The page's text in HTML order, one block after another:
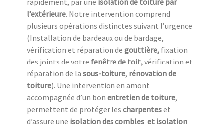
rapidement, par une isolation de toiture par
l’extérieure. Notre intervention comprend
plusieurs opérations distinctes suivant l’urgence
(Installation de bardeaux ou de bardage,
vérification et réparation de gouttière, fixation
des joints de votre fenêtre de toit,vérification et
réparation de la sous-toiture, rénovation de
toiture). Une intervention en amont
accompagnée d’un bon entretien de toiture,
permettent de protéger les charpenteset
d’assure une isolation des combles et isolation